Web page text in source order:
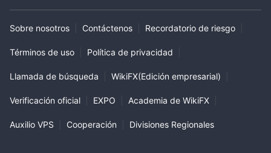
Sobre nosotros Contáctenos Recordatorio de riesgo
Términos de uso Política de privacidad
Llamada de búsqueda WikiFX(Edición empresarial)
Verificación oficial EXPO Academia de WikiFX
Auxilio VPS Cooperación Divisiones Regionales